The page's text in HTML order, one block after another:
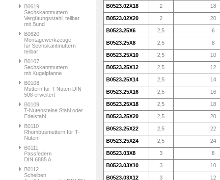
B0619
Sechskantmuttern
Vergütungsstahl, teilbar
mit Bund
B0620
Montagewerkzeuge
für Sechskantmuttern
teilbar
B0107
Sechskantmuttern
mit Kugelpfanne
B0108
Muttern für T-Nuten DIN
508 erweitert
B0109
T-Nutensteine Stahl oder
Edelstahl
B0110
Rhombusmuttern für T-
Nuten
B0111
Passfedern
DIN 6885 A
B0112
Scheiben
B0523.02X18 2 18
B0523.02X20 2 20
B0523.25X6 2,5 6
B0523.25X8 2,5 8
B0523.25X10 2,5 10
B0523.25X12 2,5 12
B0523.25X14 2,5 14
B0523.25X16 2,5 16
B0523.25X18 2,5 18
B0523.25X20 2,5 20
B0523.25X22 2,5 22
B0523.25X24 2,5 24
B0523.03X8 3 8
B0523.03X10 3 10
B0523.03X12 3 12